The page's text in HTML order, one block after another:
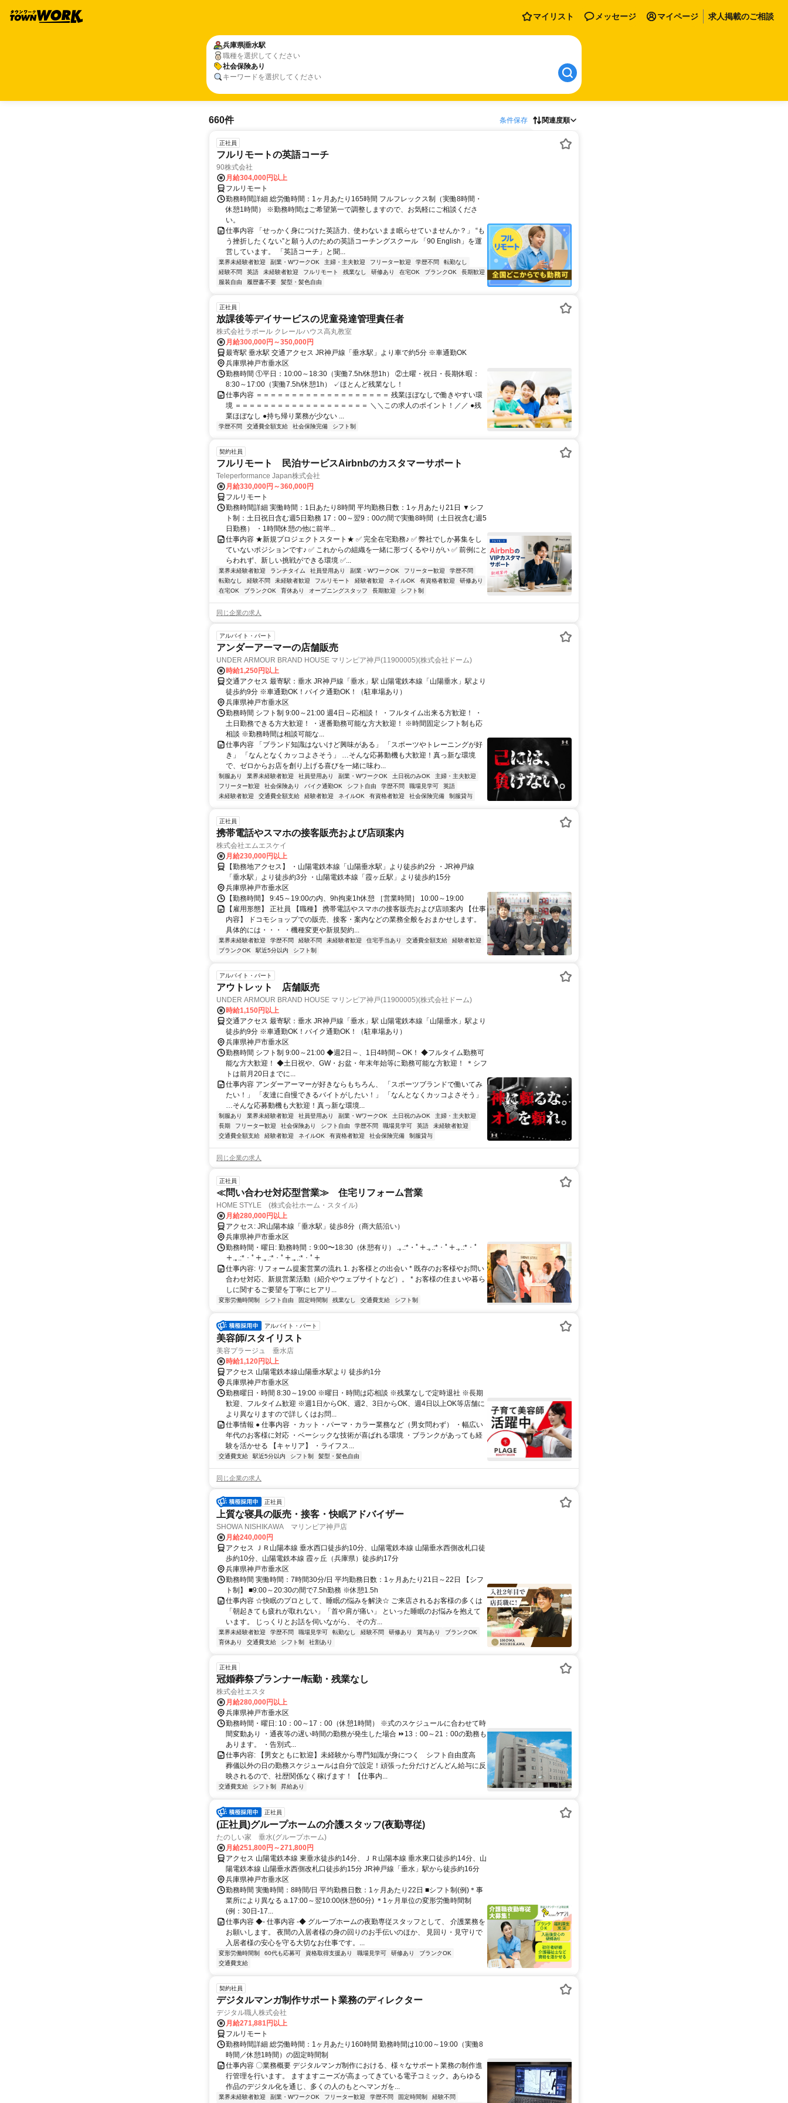
マイリスト メッセージ マイページ 求人掲載のご相談
兵庫県垂水駅
職種を選択してください
社会保険あり
キーワードを選択してください
660件 条件保存 関連度順
正社員
フルリモートの英語コーチ
90株式会社
月給304,000円以上
フルリモート
勤務時間詳細 総労働時間：1ヶ月あたり165時間 フルフレックス制（実働8時間・
休憩1時間） ※勤務時間はご希望第一で調整しますので、お気軽にご相談くださ
い。
仕事内容 「せっかく身につけた英語力、使わないまま眠らせていませんか？」 “も
う挫折したくない”と願う人のための英語コーチングスクール 「90 English」を運
営しています。 「英語コーチ」と聞...
業界未経験者歓迎 副業・WワークOK 主婦・主夫歓迎 フリーター歓迎 学歴不問
転勤なし
経験不問
英語 未経験者歓迎 フルリモート 残業なし 研修あり 在宅OK ブランクOK
長期歓迎
服装自由
履歴書不要 髪型・髪色自由
正社員
放課後等デイサービスの児童発達管理責任者
株式会社ラポール クレールハウス高丸教室
月給300,000円～350,000円
最寄駅 垂水駅 交通アクセス JR神戸線「垂水駅」より車で約5分 ※車通勤OK
兵庫県神戸市垂水区
勤務時間 ①平日：10:00～18:30（実働7.5h/休憩1h） ②土曜・祝日・長期休暇：
8:30～17:00（実働7.5h/休憩1h） ✓ほとんど残業なし！
仕事内容 ＝＝＝＝＝＝＝＝＝＝＝＝＝＝＝＝＝＝＝ 残業ほぼなしで働きやすい環
境 ＝＝＝＝＝＝＝＝＝＝＝＝＝＝＝＝＝＝＝ ＼＼この求人のポイント！／／ ●残
業ほぼなし ●持ち帰り業務が少ない ...
学歴不問 交通費全額支給 社会保険完備 シフト制
契約社員
フルリモート 民泊サービスAirbnbのカスタマーサポート
Teleperformance Japan株式会社
月給330,000円～360,000円
フルリモート
勤務時間詳細 実働時間：1日あたり8時間 平均勤務日数：1ヶ月あたり21日 ▼シフ
ト制：土日祝日含む週5日勤務 17：00～翌9：00の間で実働8時間（土日祝含む週5
日勤務） ・1時間休憩の他に前半...
仕事内容 ★新規プロジェクトスタート★ ✅ 完全在宅勤務♪ ✅ 弊社でしか募集をし
ていないポジションです♪ ✅ これからの組織を一緒に形づくるやりがい ✅ 前例にと
らわれず、新しい挑戦ができる環境 ✅...
業界未経験者歓迎 ランチタイム 社員登用あり 副業・WワークOK フリーター歓迎
学歴不問
転勤なし
経験不問 未経験者歓迎 フルリモート 経験者歓迎 ネイルOK 有資格者歓迎
研修あり
在宅OK
ブランクOK 育休あり オープニングスタッフ 長期歓迎 シフト制
同じ企業の求人
アルバイト・パート
アンダーアーマーの店舗販売
UNDER ARMOUR BRAND HOUSE マリンピア神戸(11900005)(株式会社ドーム)
時給1,250円以上
交通アクセス 最寄駅：垂水 JR神戸線「垂水」駅 山陽電鉄本線「山陽垂水」駅より
徒歩約9分 ※車通勤OK！バイク通勤OK！（駐車場あり）
兵庫県神戸市垂水区
勤務時間 シフト制 9:00～21:00 週4日～応相談！ ・フルタイム出来る方歓迎！ ・
土日勤務できる方大歓迎！ ・遅番勤務可能な方大歓迎！ ※時間固定シフト制も応
相談 ※勤務時間は相談可能な...
仕事内容 「ブランド知識はないけど興味がある」 「スポーツやトレーニングが好
き」 「なんとなくカッコよさそう」 …そんな応募動機も大歓迎！真っ新な環境
で、ゼロからお店を創り上げる喜びを一緒に味わ...
制服あり 業界未経験者歓迎 社員登用あり 副業・WワークOK 土日祝のみOK
主婦・主夫歓迎
フリーター歓迎
社会保険あり バイク通勤OK シフト自由 学歴不問 職場見学可
英語
未経験者歓迎
交通費全額支給 経験者歓迎 ネイルOK 有資格者歓迎 社会保険完備 制服貸与
正社員
携帯電話やスマホの接客販売および店頭案内
株式会社エムエスケイ
月給230,000円以上
【勤務地アクセス】 ・山陽電鉄本線「山陽垂水駅」より徒歩約2分 ・JR神戸線
「垂水駅」より徒歩約3分 ・山陽電鉄本線「霞ヶ丘駅」より徒歩約15分
兵庫県神戸市垂水区
【勤務時間】 9:45～19:00の内、9h拘束1h休憩 ［営業時間］ 10:00～19:00
【雇用形態】 正社員 【職種】 携帯電話やスマホの接客販売および店頭案内 【仕事
内容】 ドコモショップでの販売、接客・案内などの業務全般をおまかせします。
具体的には・・・ ・機種変更や新規契約...
業界未経験者歓迎 学歴不問 経験不問 未経験者歓迎 住宅手当あり 交通費全額支給
経験者歓迎
ブランクOK
駅近5分以内 シフト制
アルバイト・パート
アウトレット 店舗販売
UNDER ARMOUR BRAND HOUSE マリンピア神戸(11900005)(株式会社ドーム)
時給1,150円以上
交通アクセス 最寄駅：垂水 JR神戸線「垂水」駅 山陽電鉄本線「山陽垂水」駅より
徒歩約9分 ※車通勤OK！バイク通勤OK！（駐車場あり）
兵庫県神戸市垂水区
勤務時間 シフト制 9:00～21:00 ◆週2日～、1日4時間～OK！ ◆フルタイム勤務可
能な方大歓迎！ ◆土日祝や、GW・お盆・年末年始等に勤務可能な方歓迎！ ＊シフ
トは前月20日までに...
仕事内容 アンダーアーマーが好きならもちろん、 「スポーツブランドで働いてみ
たい！」 「友達に自慢できるバイトがしたい！」 「なんとなくカッコよさそう」
…そんな応募動機も大歓迎！真っ新な環境...
制服あり 業界未経験者歓迎 社員登用あり 副業・WワークOK 土日祝のみOK
主婦・主夫歓迎
長期
フリーター歓迎 社会保険あり シフト自由 学歴不問 職場見学可 英語
未経験者歓迎
交通費全額支給
経験者歓迎 ネイルOK 有資格者歓迎 社会保険完備 制服貸与
同じ企業の求人
正社員
≪問い合わせ対応型営業≫ 住宅リフォーム営業
HOME STYLE (株式会社ホーム・スタイル)
月給280,000円以上
アクセス: JR山陽本線「垂水駅」徒歩8分（商大筋沿い）
兵庫県神戸市垂水区
勤務時間・曜日: 勤務時間：9:00〜18:30（休憩有り） .｡.:*・ﾟ＋.｡.:*・ﾟ＋.｡.:*・ﾟ
＋.｡.:*・ﾟ＋.｡.:*・ﾟ＋.｡.:*・ﾟ＋
仕事内容: リフォーム提案営業の流れ 1. お客様との出会い * 既存のお客様やお問い
合わせ対応、新規営業活動（紹介やウェブサイトなど）。 * お客様の住まいや暮ら
しに関するご要望を丁寧にヒアリ...
変形労働時間制 シフト自由 固定時間制 残業なし 交通費支給 シフト制
アルバイト・パート
美容師/スタイリスト
美容プラージュ 垂水店
時給1,120円以上
アクセス 山陽電鉄本線山陽垂水駅より 徒歩約1分
兵庫県神戸市垂水区
勤務曜日・時間 8:30～19:00 ※曜日・時間は応相談 ※残業なしで定時退社 ※長期
歓迎、フルタイム歓迎 ※週1日からOK、週2、3日からOK、週4日以上OK等店舗に
より異なりますので詳しくはお問...
仕事情報 ● 仕事内容 ・カット・パーマ・カラー業務など（男女問わず） ・幅広い
年代のお客様に対応 ・ベーシックな技術が喜ばれる環境 ・ブランクがあっても経
験を活かせる 【キャリア】 ・ライフス...
交通費支給 駅近5分以内 シフト制 髪型・髪色自由
同じ企業の求人
正社員
上質な寝具の販売・接客・快眠アドバイザー
SHOWA NISHIKAWA マリンピア神戸店
月給240,000円
アクセス ＪＲ山陽本線 垂水西口徒歩約10分、山陽電鉄本線 山陽垂水西側改札口徒
歩約10分、山陽電鉄本線 霞ヶ丘（兵庫県）徒歩約17分
兵庫県神戸市垂水区
勤務時間 実働時間：7時間30分/日 平均勤務日数：1ヶ月あたり21日～22日 【シフ
ト制】 ■9:00～20:30の間で7.5h勤務 ※休憩1.5h
仕事内容 ☆快眠のプロとして、睡眠の悩みを解決☆ ご来店されるお客様の多くは
「朝起きても疲れが取れない」「首や肩が痛い」 といった睡眠のお悩みを抱えて
います。 じっくりとお話を伺いながら、 その方...
業界未経験者歓迎 学歴不問 職場見学可 転勤なし 経験不問 研修あり 賞与あり
ブランクOK
育休あり
交通費支給 シフト制 社割あり
正社員
冠婚葬祭プランナー/転勤・残業なし
株式会社エスタ
月給280,000円以上
兵庫県神戸市垂水区
勤務時間・曜日: 10：00～17：00（休憩1時間） ※式のスケジュールに合わせて時
間変動あり ・通夜等の遅い時間の勤務が発生した場合 ⏩13：00～21：00の勤務も
あります。 ・告別式...
仕事内容: 【男女ともに歓迎】未経験から専門知識が身につく シフト自由度高
葬儀以外の日の勤務スケジュールは自分で設定！頑張った分だけどんどん給与に反
映されるので、社歴関係なく稼げます！ 【仕事内...
交通費支給 シフト制 昇給あり
正社員
(正社員)グループホームの介護スタッフ(夜勤専従)
たのしい家 垂水(グループホーム)
月給251,800円～271,800円
アクセス 山陽電鉄本線 東垂水徒歩約14分、ＪＲ山陽本線 垂水東口徒歩約14分、山
陽電鉄本線 山陽垂水西側改札口徒歩約15分 JR神戸線「垂水」駅から徒歩約16分
兵庫県神戸市垂水区
勤務時間 実働時間：8時間/日 平均勤務日数：1ヶ月あたり22日 ■シフト制(例)＊事
業所により異なる a.17:00～翌10:00(休憩60分) ＊1ヶ月単位の変形労働時間制
(例：30日-17...
仕事内容 ◆- 仕事内容 -◆ グループホームの夜勤専従スタッフとして、 介護業務を
お願いします。 夜間の入居者様の身の回りのお手伝いのほか、 見回り・見守りで
入居者様の安心を守る大切なお仕事です。...
変形労働時間制 60代も応募可 資格取得支援あり 職場見学可 研修あり
ブランクOK
交通費支給
契約社員
デジタルマンガ制作サポート業務のディレクター
デジタル職人株式会社
月給271,881円以上
フルリモート
勤務時間詳細 総労働時間：1ヶ月あたり160時間 勤務時間は10:00～19:00（実働8
時間／休憩1時間）の固定時間制
仕事内容 〇業務概要 デジタルマンガ制作における、様々なサポート業務の制作進
行管理を行います。 ますますニーズが高まってきている電子コミック。あらゆる
作品のデジタル化を通じ、多くの人のもとへマンガを...
業界未経験者歓迎 副業・WワークOK フリーター歓迎 学歴不問 固定時間制 経験不問